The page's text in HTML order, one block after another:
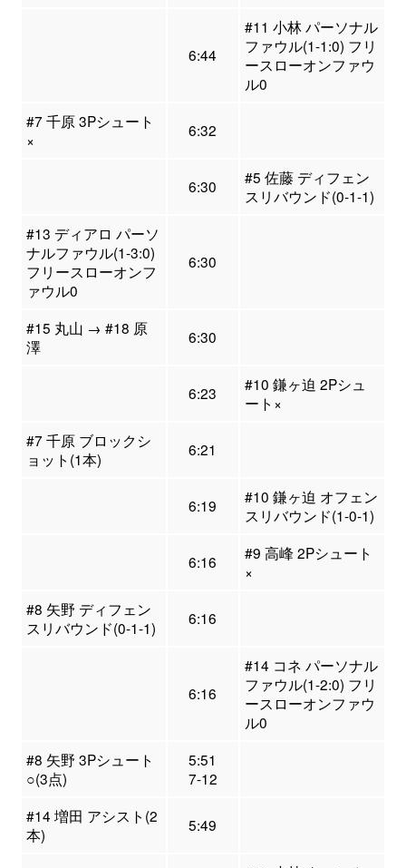
6:44
#11 小林 パーソナル
ファウル(1-1:0) フリ
ースローオンファウ
ル0
#7 千原 3Pシュート
×
6:32
6:30
#5 佐藤 ディフェン
スリバウンド(0-1-1)
#13 ディアロ パーソ
ナルファウル(1-3:0)
フリースローオンフ
ァウル0
6:30
#15 丸山 → #18 原
澤
6:30
6:23
#10 鎌ヶ迫 2Pシュ
ート×
#7 千原 ブロックシ
ョット(1本)
6:21
6:19
#10 鎌ヶ迫 オフェン
スリバウンド(1-0-1)
6:16
#9 高峰 2Pシュート
×
#8 矢野 ディフェン
スリバウンド(0-1-1)
6:16
6:16
#14 コネ パーソナル
ファウル(1-2:0) フリ
ースローオンファウ
ル0
#8 矢野 3Pシュート
○(3点)
5:51
7-12
#14 増田 アシスト(2
本)
5:49